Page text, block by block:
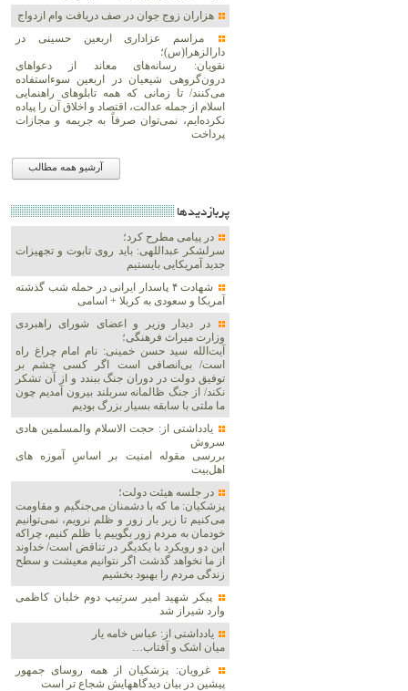
هزاران زوج‌ جوان در صف دریافت وام ازدواج
مراسم عزاداری اربعین حسینی در
دارالزهرا(س)؛
نقویان: رسانه‌های معاند از دعواهای
درون‌گروهی شیعیان در اربعین سوءاستفاده
می‌کنند/ تا زمانی که همه تابلوهای راهنمایی
اسلام از جمله عدالت، اقتصاد و اخلاق آن را پیاده
نکرده‌ایم، نمی‌توان صرفاً به جریمه و مجازات
پرداخت
آرشیو همه مطالب
پربازديدها
در پیامی مطرح کرد؛
سرلشکر عبداللهی: باید روی تابوت و تجهیزات
جدید آمریکایی بایستیم
شهادت ۴ پاسدار ایرانی در حمله شب گذشته
آمریکا و سعودی به کربلا + اسامی
در دیدار وزیر و اعضای شورای راهبردی
وزارت‌ میراث فرهنگی؛
آیت‌الله سید حسن خمینی: نام امام چراغ راه
است/ بی‌انصافی است‌ اگر کسی چشم بر
توفیق دولت‌ در دوران جنگ ببندد و از آن تشکر
نکند/ از جنگ ظالمانه سربلند بیرون آمدیم چون
ما ملتی با سابقه بسیار بزرگ بودیم
یادداشتی از: حجت الاسلام والمسلمین هادی
سروش
بررسی مقوله امنیت بر اساسِ آموزه های
اهل‌بیت
در جلسه هیئت دولت؛
پزشکیان: ما که با دشمنان می‌جنگیم و مقاومت
می‌کنیم تا زیر بار زور و ظلم نرویم، نمی‌توانیم
خودمان به مردم زور بگوییم یا ظلم کنیم، چراکه
این دو رویکرد با یکدیگر در تناقض است/ خداوند
از ما نخواهد گذشت اگر نتوانیم معیشت و سطح
زندگی مردم را بهبود بخشیم
پیکر شهید امیر سرتیپ دوم خلبان کاظمی
وارد شیراز شد
یادداشتی از: عباس خامه یار
میان اشک و آفتاب…
غرویان: پزشکیان از همه روسای جمهور
پیشین در بیان دیدگاههایش شجاع تر است